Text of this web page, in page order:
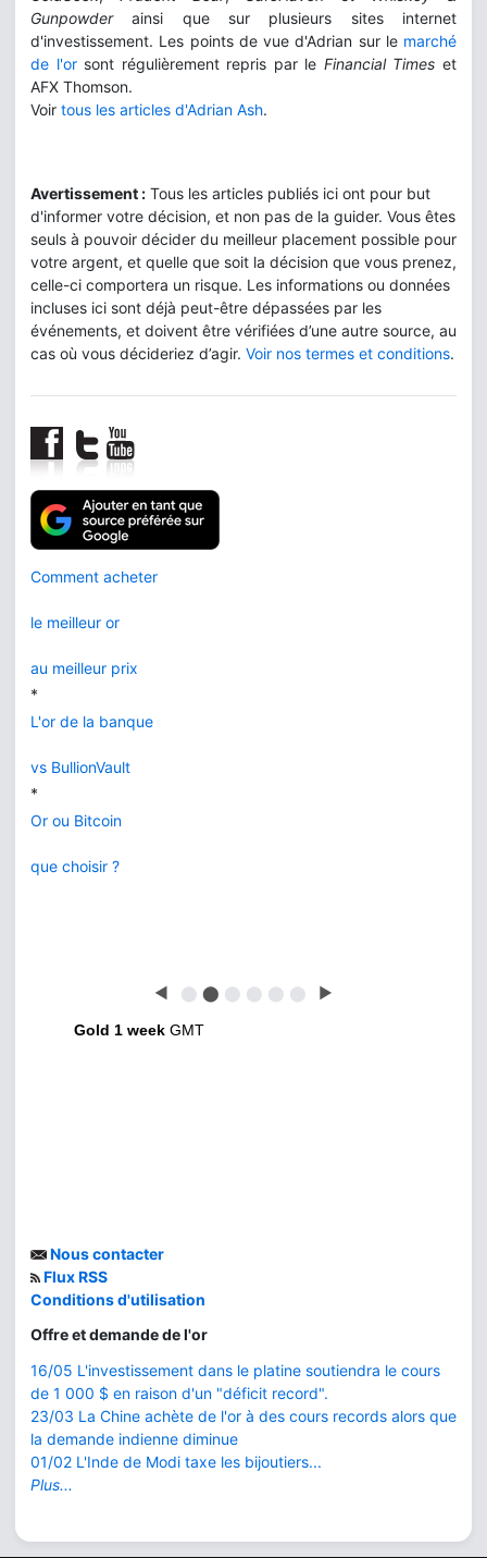
Gunpowderainsi que sur plusieurs sites internet
d'investissement. Les points de vue d'Adrian sur le marché
de l'orsont régulièrement repris par le Financial Times et
AFX Thomson.
Voir tous les articles d'Adrian Ash.
Avertissement : Tous les articles publiés ici ont pour but
d'informer votre décision, et non pas de la guider. Vous êtes
seuls à pouvoir décider du meilleur placement possible pour
votre argent, et quelle que soit la décision que vous prenez,
celle-ci comportera un risque. Les informations ou données
incluses ici sont déjà peut-être dépassées par les
événements, et doivent être vérifiées d’une autre source, au
cas où vous décideriez d’agir. Voir nos termes et conditions.
Comment acheter
le meilleur or
au meilleur prix
*
L'or de la banque
vs BullionVault
*
Or ou Bitcoin
que choisir ?
◀ ⬤ ⬤ ⬤ ⬤ ⬤ ⬤ ▶
Gold 1 week GMT
Nous contacter
Flux RSS
Conditions d'utilisation
Offre et demande de l'or
16/05 L'investissement dans le platine soutiendra le cours
de 1 000 $ en raison d'un "déficit record".
23/03 La Chine achète de l'or à des cours records alors que
la demande indienne diminue
01/02 L'Inde de Modi taxe les bijoutiers...
Plus...